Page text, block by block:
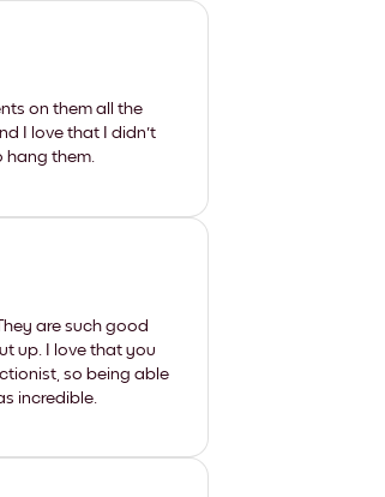
on them all the
I love that I didn't
hang them.
are such good
up. I love that you
so being able
incredible.